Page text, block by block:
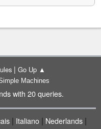
| Go Up ▲
Machines
with 20 queries.
| Italiano | Nederlands |